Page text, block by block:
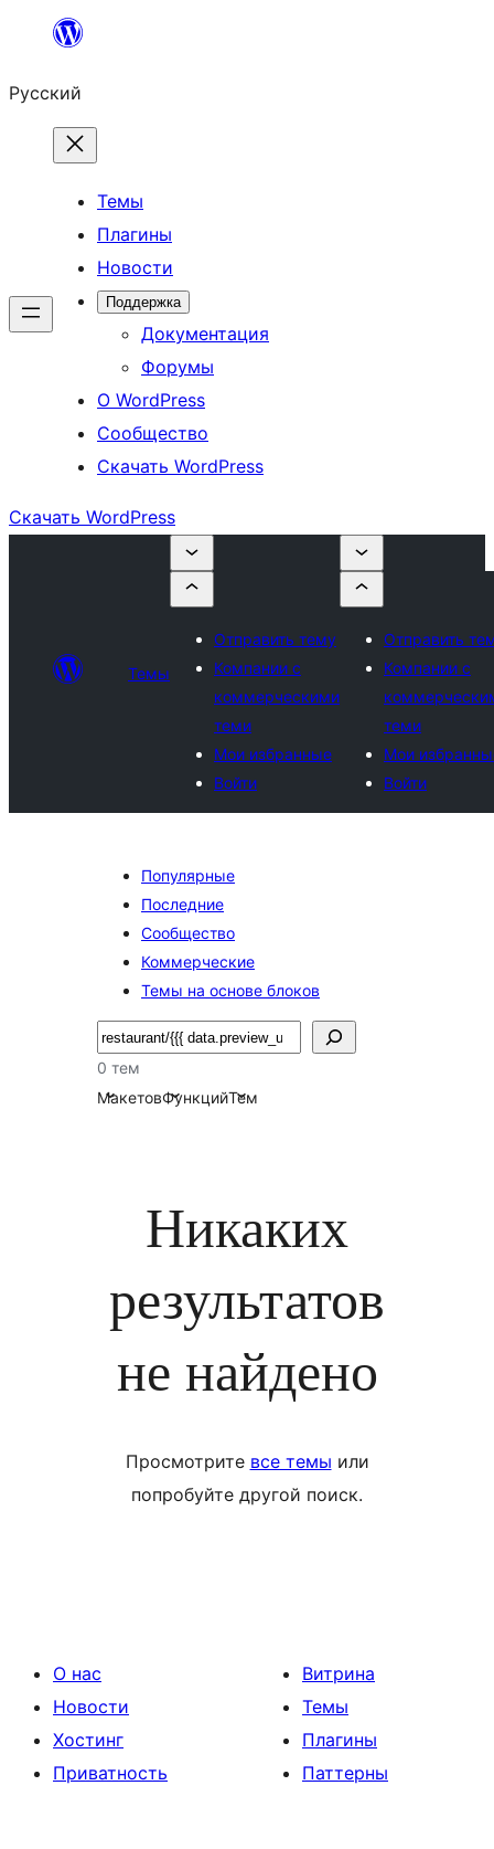
Перейти
содержимому
Русский
Темы
Плагины
Новости
Поддержка
Документация
Форумы
О WordPress
Сообщество
Скачать WordPress
Скачать WordPress
Темы
Отправить тему
Компании с
коммерческими
теми
Мои избранные
Войти
Отправить
Компании с
теми
Мои
Войти
Популярные
Последние
Сообщество
Коммерческие
Темы на основе блоков
Поиск
0 тем
МакетовФункцийТем
Никаких
результатов
не найдено
Просмотрите все темы или
попробуйте другой поиск.
О нас
Новости
Хостинг
Приватность
Витрина
Темы
Плагины
Паттерны